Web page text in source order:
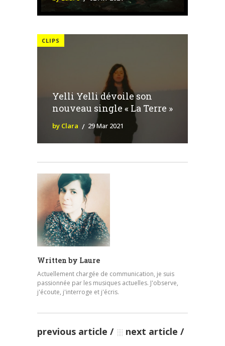
CLIPS
Yelli Yelli dévoile son
nouveau single « La Terre »
by Clara 29 Mar 2021
Written by Laure
Actuellement chargée de communication, je suis
passionnée par les musiques actuelles. J'observe,
j'écoute, j'interroge et j'écris.
previous article next article